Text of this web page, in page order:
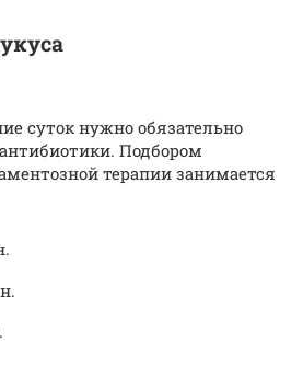
суток нужно обязательно
Подбором
терапии занимается